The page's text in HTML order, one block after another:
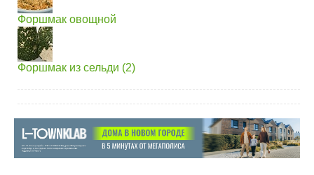
Форшмак овощной
Форшмак из сельди (2)